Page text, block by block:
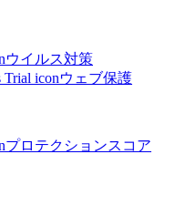
ウイルス対策
ウェブ保護
プロテクションスコア